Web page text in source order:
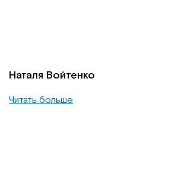
Наталя Войтенко
Читать больше